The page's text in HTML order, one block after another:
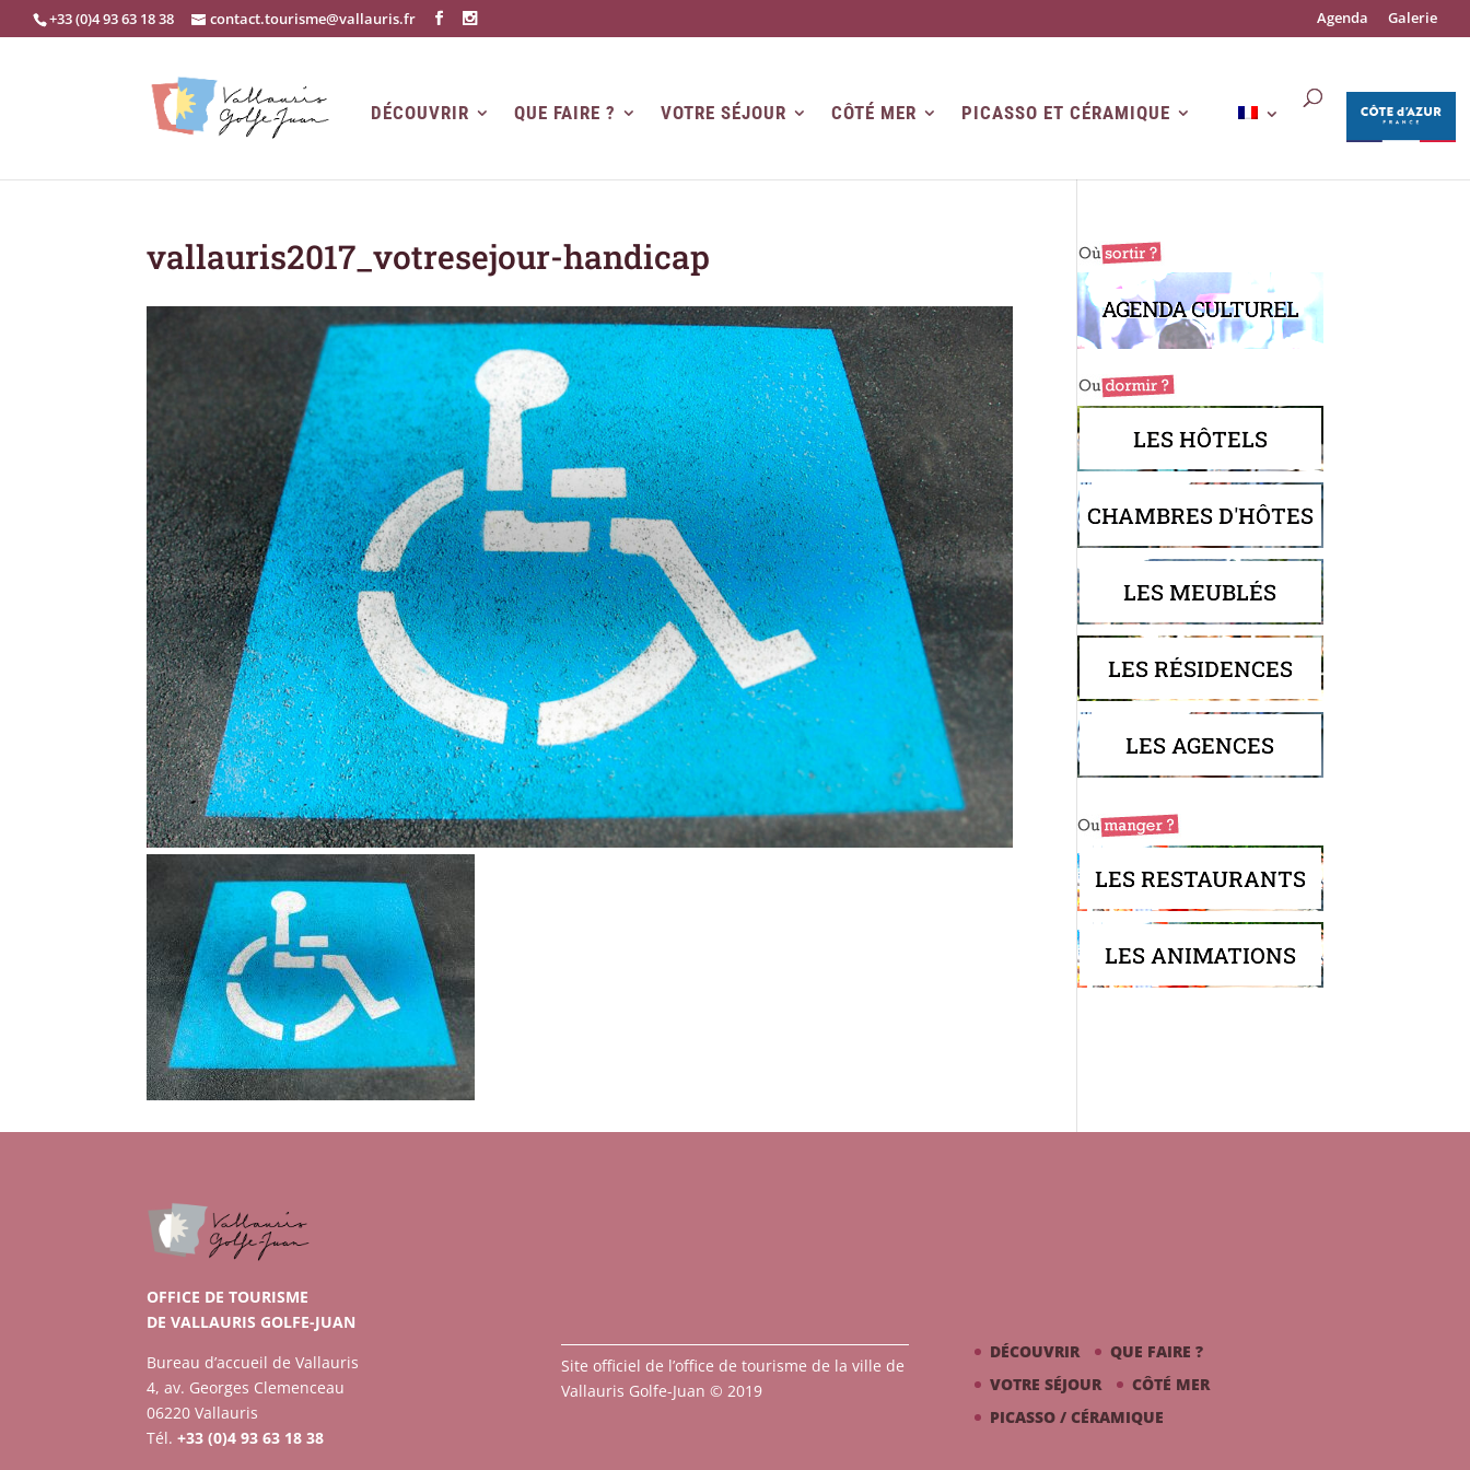
+33 (0)4 93 63 18 38 contact.tourisme@vallauris.fr Agenda Galerie
DÉCOUVRIR QUE FAIRE ? VOTRE SÉJOUR CÔTÉ MER PICASSO ET CÉRAMIQUE
vallauris2017_votresejour-handicap
AGENDA CULTUREL
LES HÔTELS
CHAMBRES D'HÔTES
LES MEUBLÉS
LES RÉSIDENCES
LES AGENCES
LES RESTAURANTS
LES ANIMATIONS
OFFICE DE TOURISME
DE VALLAURIS GOLFE-JUAN
Bureau d’accueil de Vallauris
4, av. Georges Clemenceau
06220 Vallauris
Tél.+33 (0)4 93 63 18 38
Site officiel de l’office de tourisme de la ville de
Vallauris Golfe-Juan © 2019
DÉCOUVRIR
QUE FAIRE ?
VOTRE SÉJOUR
CÔTÉ MER
PICASSO / CÉRAMIQUE